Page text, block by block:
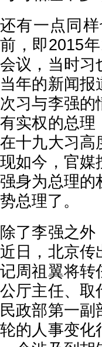
还有一点同
前，即2015
会议，当时习
当年的新闻报
次习与李强的
有实权的总理
在十九大习高
现如今，官媒
强身为总理的
势总理了。
除了李强之
近日，北京传
记周祖翼将转
公厅主任、取
民政部第一副
轮的人事变化